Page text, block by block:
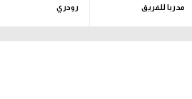
مدربا للفريق
رودري